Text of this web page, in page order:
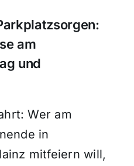
am
und
Wer am
in
mitfeiern will,